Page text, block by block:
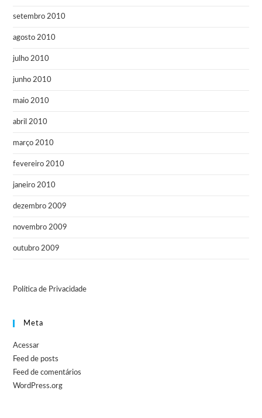
setembro 2010
agosto 2010
julho 2010
junho 2010
maio 2010
abril 2010
março 2010
fevereiro 2010
janeiro 2010
dezembro 2009
novembro 2009
outubro 2009
Política de Privacidade
Meta
Acessar
Feed de posts
Feed de comentários
WordPress.org